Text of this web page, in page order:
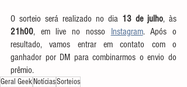
O sorteio será realizado no dia 13 de julho
21h00, em live no nosso Instagram. Após o
resultado, vamos entrar em contato com o
ganhador por DM para combinarmos o envio do
prêmio.
Geral Geek NotíciasSorteios